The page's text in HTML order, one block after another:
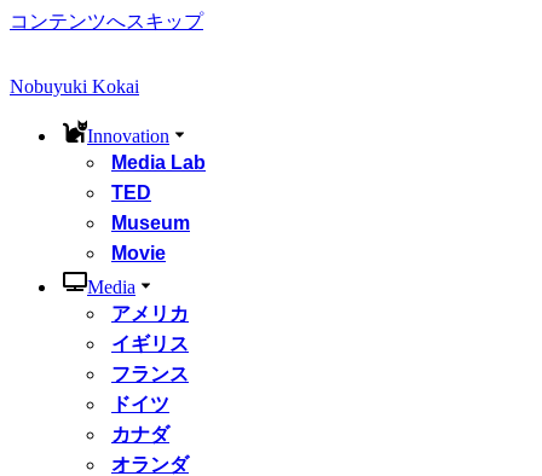
コンテンツへスキップ
Nobuyuki Kokai
Innovation
Media Lab
TED
Museum
Movie
Media
アメリカ
イギリス
フランス
ドイツ
カナダ
オランダ